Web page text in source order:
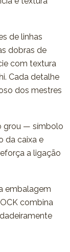
de linhas
dobras de
com textura
Cada detalhe
dos mestres
grou — símbolo
da caixa e
a ligação
embalagem
combina